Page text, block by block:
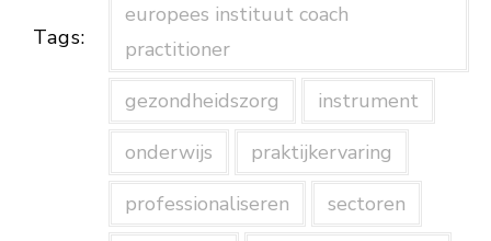
Tags:
europees instituut coach
practitioner
gezondheidszorg
instrument
onderwijs
praktijkervaring
professionaliseren
sectoren